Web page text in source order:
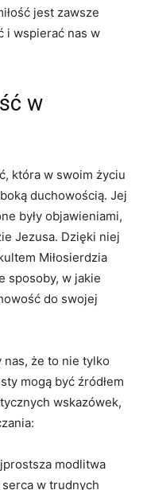
jest zawsze
i ​wspierać nas w‍
w
która w swoim życiu
​duchowością. Jej
były objawieniami,⁤
Jezusa.‌ Dzięki niej⁣
Miłosierdzia
sposoby, w jakie
do swojej
nas, że to nie tylko
mogą być ‌źródłem⁣
wskazówek,
modlitwa
w trudnych